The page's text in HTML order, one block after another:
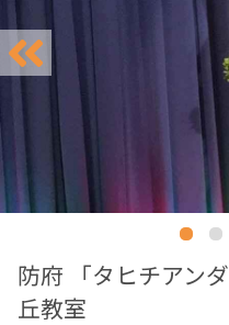
防府 「タヒチアン
丘教室